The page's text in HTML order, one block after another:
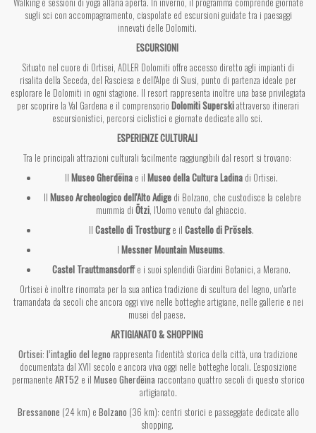
sugli sci con accompagnamento, ciaspolate ed escursioni guidate tra i paesaggi
innevati delle Dolomiti.
ESCURSIONI
Situato nel cuore di Ortisei, ADLER Dolomiti offre accesso diretto agli impianti di
risalita della Seceda, del Rasciesa e dell'Alpe di Siusi, punto di partenza ideale per
esplorare le Dolomiti in ogni stagione. Il resort rappresenta inoltre una base privilegiata
per scoprire la Val Gardena e il comprensorio Dolomiti Superskiattraverso itinerari
escursionistici, percorsi ciclistici e giornate dedicate allo sci.
ESPERIENZE CULTURALI
Tra le principali attrazioni culturali facilmente raggiungibili dal resort si trovano:
Il Museo Gherdëinae il Museo della Cultura Ladinadi Ortisei.
Il Museo Archeologico dell'Alto Adigedi Bolzano, che custodisce la celebre
mummia di Ötzi, l'Uomo venuto dal ghiaccio.
Il Castello di Trostburge il Castello di Prösels.
I Messner Mountain Museums.
Castel Trauttmansdorffe i suoi splendidi Giardini Botanici, a Merano.
Ortisei è inoltre rinomata per la sua antica tradizione di scultura del legno, un'arte
tramandata da secoli che ancora oggi vive nelle botteghe artigiane, nelle gallerie e nei
musei del paese.
ARTIGIANATO & SHOPPING
Ortisei: l’intaglio del legno rappresenta l’identità storica della città, una tradizione
documentata dal XVII secolo e ancora viva oggi nelle botteghe locali. L’esposizione
permanente ART52 e il Museo Gherdëina raccontano quattro secoli di questo storico
artigianato.
Bressanone (24 km) e Bolzano (36 km): centri storici e passeggiate dedicate allo
shopping.